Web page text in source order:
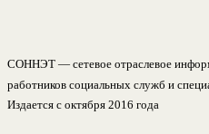
СОННЭТ — сетевое отраслевое
работников социальных служб и
Издается с октября 2016 года